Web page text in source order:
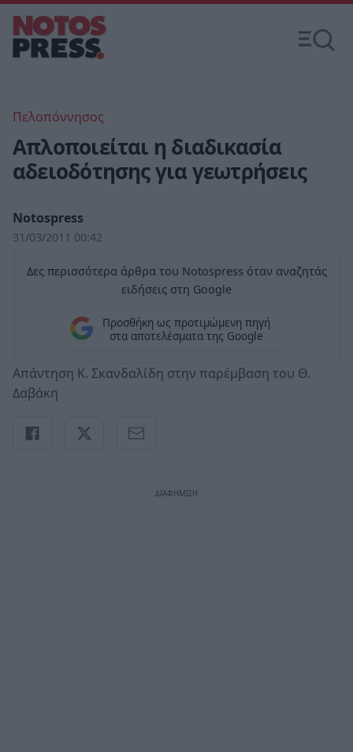
Πελοπόννησος
Απλοποιείται η διαδικασία
αδειοδότησης για γεωτρήσεις
Notospress
31/03/2011 00:42
Δες περισσότερα άρθρα του Notospress όταν αναζητάς
ειδήσεις στη Google
Προσθήκη ως προτιμώμενη πηγή
στα αποτελέσματα της Google
Απάντηση Κ. Σκανδαλίδη στην παρέμβαση του Θ.
Δαβάκη